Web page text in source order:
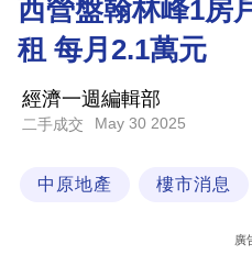
財
商
業
科
西營盤翰林峰1房
租 每月2.1萬元
經濟一週編輯部
二手成交 May 30 2025
中原地產 樓市消息
廣